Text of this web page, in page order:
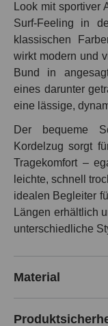
Look mit sportiver
Surf-Feeling in
klassischen
wirkt modern und
Bund in
eines darunter
eine lässige,
Der bequeme
Kordelzug sorgt
Tragekomfort –
leichte, schnell
idealen Begleiter
Längen erhältlich
unterschiedliche
Material